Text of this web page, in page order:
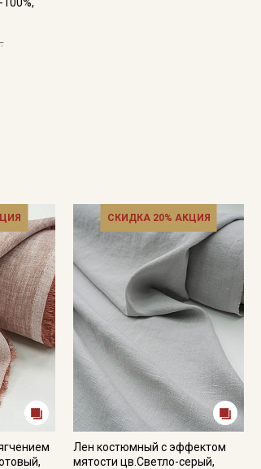
СКИДКА 20% АКЦИЯ
Лен костюмный с эффектом
мятости цв.Светло-серый,
данных